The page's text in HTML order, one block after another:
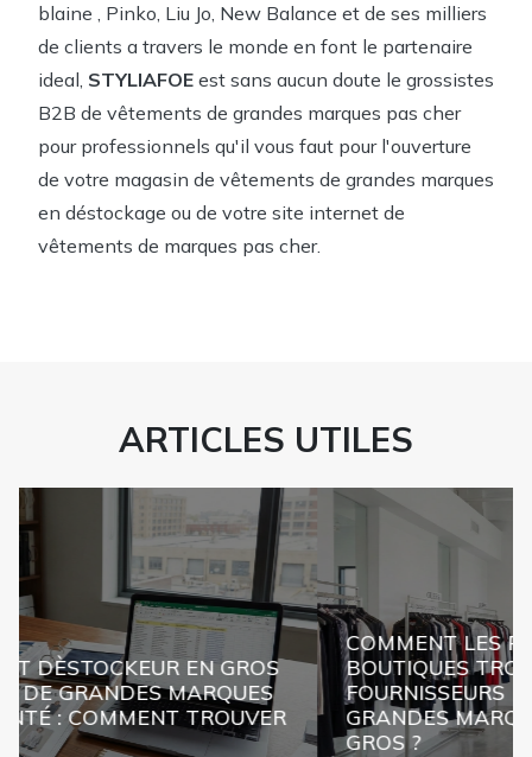
blaine , Pinko, Liu Jo, New Balance et de ses milliers
de clients a travers le monde en font le partenaire
ideal, STYLIAFOE est sans aucun doute le grossistes
B2B de vêtements de grandes marques pas cher
pour professionnels qu'il vous faut pour l'ouverture
de votre magasin de vêtements de grandes marques
en déstockage ou de votre site internet de
vêtements de marques pas cher.
ARTICLES UTILES
EN GROS
MARQUES
TROUVER
COMMENT LES
BOUTIQUES TROUVENT-ILS DES
FOURNISSEURS DE
GRANDES MARQUES À PRIX
GROS ?